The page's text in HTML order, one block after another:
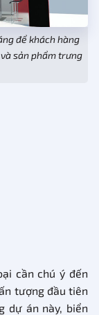
để khách hàng
sản phẩm trưng
cần chú ý đến
tượng đầu tiên
dự án này, biển